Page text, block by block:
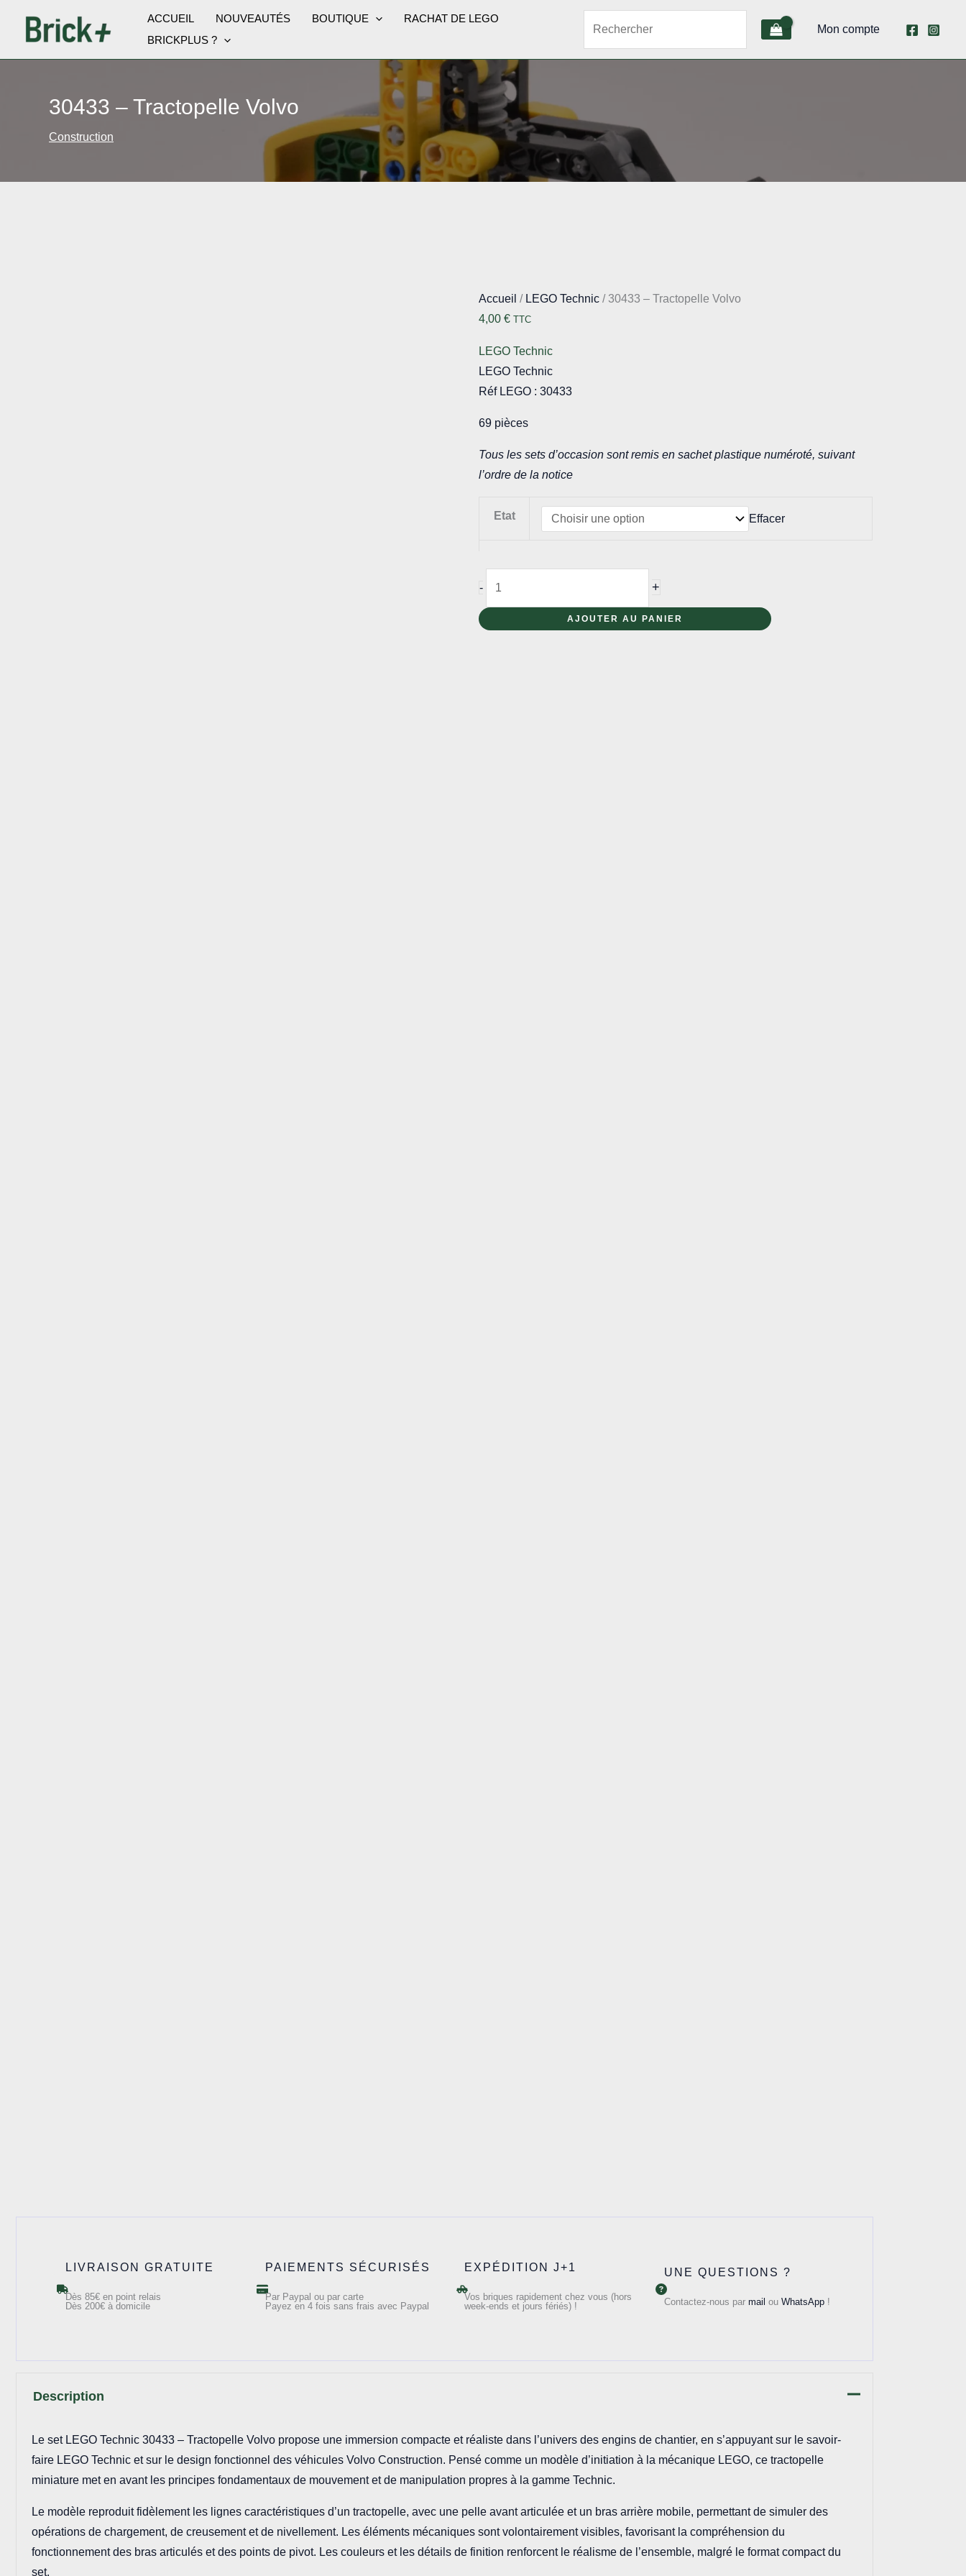
ACCUEIL NOUVEAUTÉS BOUTIQUE
RACHAT DE LEGO
BRICKPLUS ?
Mon compte
30433 – Tractopelle Volvo
Construction
Accueil / LEGO Technic / 30433 – Tractopelle Volvo
4,00€ TTC
LEGO Technic
LEGO Technic
Réf LEGO : 30433
69 pièces
Tous les sets d’occasion sont remis en sachet plastique numéroté, suivant
l’ordre de la notice
Etat Effacer
- +
AJOUTER AU PANIER
LIVRAISON GRATUITE
Dès 85€ en point relais
Dès 200€ à domicile
PAIEMENTS SÉCURISÉS
Par Paypal ou par carte
Payez en 4 fois sans frais avec Paypal
EXPÉDITION J+1
Vos briques rapidement chez vous (hors
week-ends et jours fériés) !
UNE QUESTIONS ?
Contactez-nous parmailouWhatsApp !
Description
Le set LEGO Technic 30433 – Tractopelle Volvo propose une immersion compacte et réaliste dans l’univers des engins de chantier, en s’appuyant sur le savoir-
faire LEGO Technic et sur le design fonctionnel des véhicules Volvo Construction. Pensé comme un modèle d’initiation à la mécanique LEGO, ce tractopelle
miniature met en avant les principes fondamentaux de mouvement et de manipulation propres à la gamme Technic.
Le modèle reproduit fidèlement les lignes caractéristiques d’un tractopelle, avec une pelle avant articulée et un bras arrière mobile, permettant de simuler des
opérations de chargement, de creusement et de nivellement. Les éléments mécaniques sont volontairement visibles, favorisant la compréhension du
fonctionnement des bras articulés et des points de pivot. Les couleurs et les détails de finition renforcent le réalisme de l’ensemble, malgré le format compact du
set.